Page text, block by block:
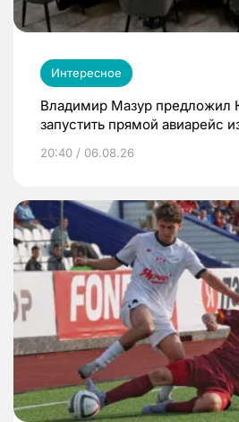
Интересное
Владимир Мазур предложил
запустить прямой авиарейс
20:40 / 06.08.26